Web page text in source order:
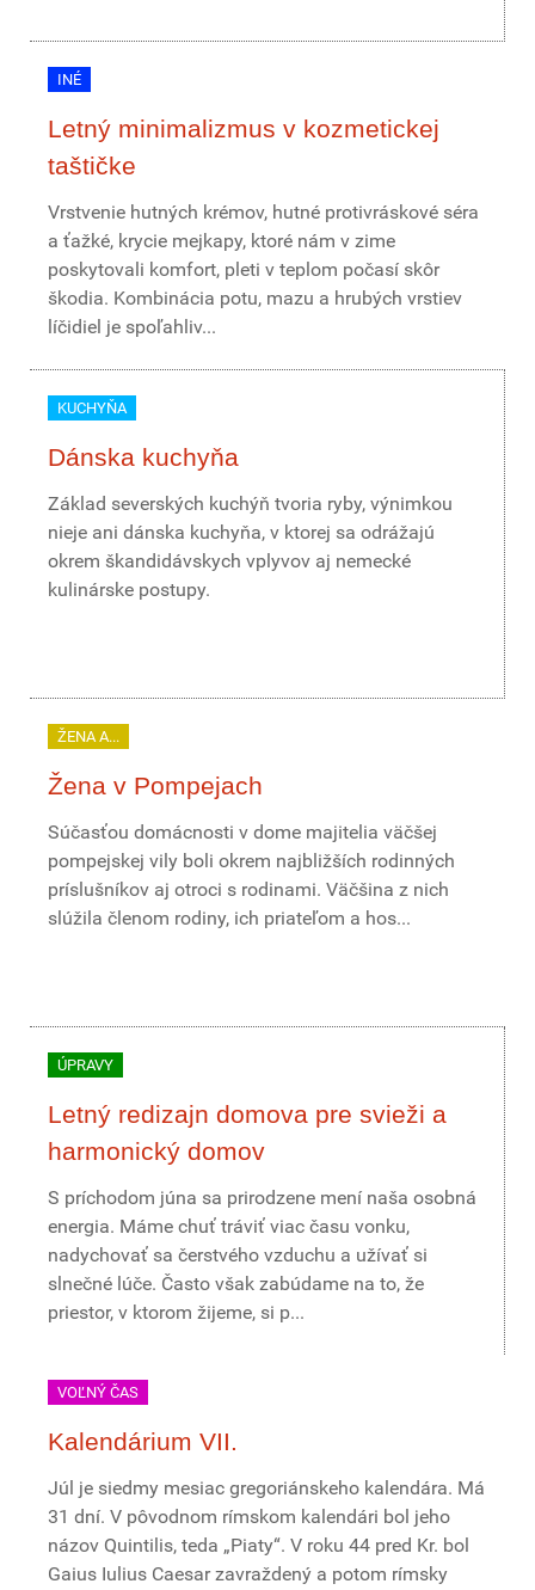
INÉ
Letný minimalizmus v kozmetickej
taštičke
Vrstvenie hutných krémov, hutné protivráskové séra
a ťažké, krycie mejkapy, ktoré nám v zime
poskytovali komfort, pleti v teplom počasí skôr
škodia. Kombinácia potu, mazu a hrubých vrstiev
líčidiel je spoľahliv...
KUCHYŇA
Dánska kuchyňa
Základ severských kuchýň tvoria ryby, výnimkou
nieje ani dánska kuchyňa, v ktorej sa odrážajú
okrem škandidávskych vplyvov aj nemecké
kulinárske postupy.
ŽENA A...
Žena v Pompejach
Súčasťou domácnosti v dome majitelia väčšej
pompejskej vily boli okrem najbližších rodinných
príslušníkov aj otroci s rodinami. Väčšina z nich
slúžila členom rodiny, ich priateľom a hos...
ÚPRAVY
Letný redizajn domova pre svieži a
harmonický domov
S príchodom júna sa prirodzene mení naša osobná
energia. Máme chuť tráviť viac času vonku,
nadychovať sa čerstvého vzduchu a užívať si
slnečné lúče. Často však zabúdame na to, že
priestor, v ktorom žijeme, si p...
VOĽNÝ ČAS
Kalendárium VII.
Júl je siedmy mesiac gregoriánskeho kalendára. Má
31 dní. V pôvodnom rímskom kalendári bol jeho
názov Quintilis, teda „Piaty“. V roku 44 pred Kr. bol
Gaius Iulius Caesar zavraždený a potom rímsky